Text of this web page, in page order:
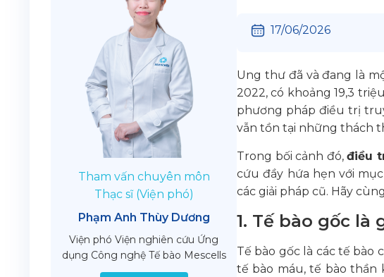
17/06/2026
Ung thư đã và đang là
2022, có khoảng 19,3
phương pháp điều trị
vẫn tồn tại những thách
Trong bối cảnh đó,điều
cứu đầy hứa hẹn với
các giải pháp cũ. Hãy cùng
1. Tế bào gốc là
Tế bào gốc là các tế bào
tế bào máu, tế bào thần
Tham vấn chuyên môn
Thạc sĩ (Viện phó)
Phạm Anh Thùy Dương
Viện phó Viện nghiên cứu Ứng
dụng Công nghệ Tế bào Mescells